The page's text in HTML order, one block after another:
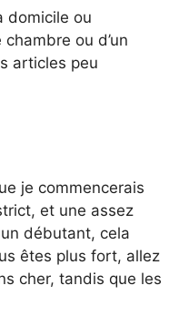
domicile ou
ou d’un
articles peu
je commencerais
et une assez
débutant, cela
êtes plus fort, allez
cher, tandis que les